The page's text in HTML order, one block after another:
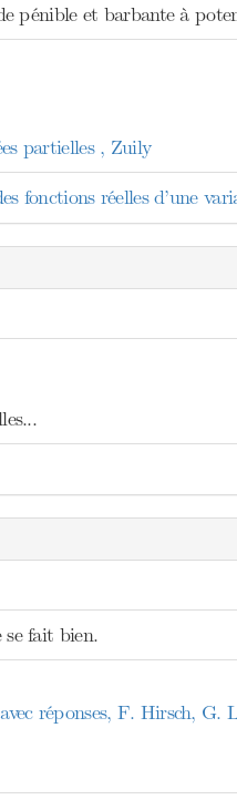
pénible et barbante à
partielles , Zuily
réelles d’une
se fait bien.
réponses, F. Hirsch, G.